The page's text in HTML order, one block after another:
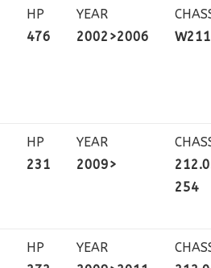
HP
476
YEAR
2002>2006
W211
HP
231
YEAR
2009>
254
HP
YEAR